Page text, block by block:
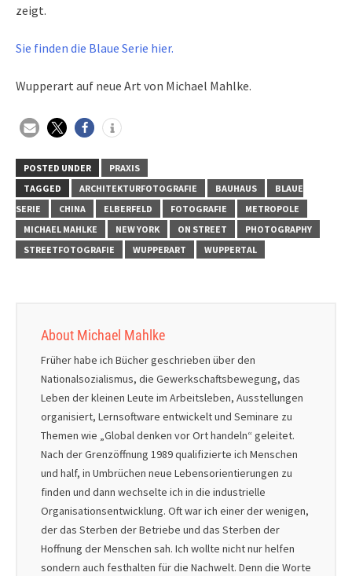
zeigt.
Sie finden die Blaue Serie hier.
Wupperart auf neue Art von Michael Mahlke.
POSTED UNDER
PRAXIS
TAGGED
ARCHITEKTURFOTOGRAFIE BAUHAUS
BLAUE
SERIE
CHINA ELBERFELD FOTOGRAFIE
METROPOLE
MICHAEL MAHLKE
NEW YORK ON STREET
PHOTOGRAPHY
STREETFOTOGRAFIE
WUPPERART WUPPERTAL
About Michael Mahlke
Früher habe ich Bücher geschrieben über den
Nationalsozialismus, die Gewerkschaftsbewegung, das
Leben der kleinen Leute im Arbeitsleben, Ausstellungen
organisiert, Lernsoftware entwickelt und Seminare zu
Themen wie „Global denken vor Ort handeln“ geleitet.
Nach der Grenzöffnung 1989 qualifizierte ich Menschen
und half, in Umbrüchen neue Lebensorientierungen zu
finden und dann wechselte ich in die industrielle
Organisationsentwicklung. Oft war ich einer der wenigen,
der das Sterben der Betriebe und das Sterben der
Hoffnung der Menschen sah. Ich wollte nicht nur helfen
sondern auch festhalten für die Nachwelt. Denn die Worte